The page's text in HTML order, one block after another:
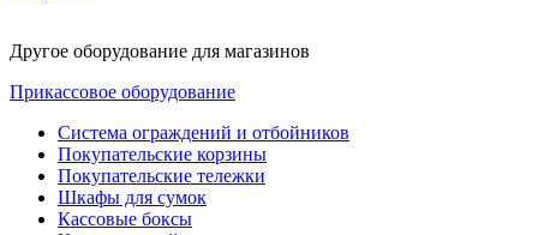
Другое оборудование для магазинов
Прикассовое оборудование
Система ограждений и отбойников
Покупательские корзины
Покупательские тележки
Шкафы для сумок
Кассовые боксы